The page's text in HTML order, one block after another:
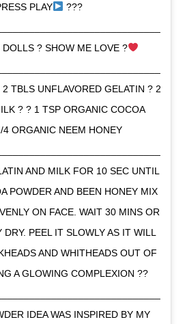
PLAY
???
DOLLS ? SHOW ME LOVE ?
2 TBLS UNFLAVORED GELATIN ? 2
? ? 1 TSP ORGANIC COCOA
4 ORGANIC NEEM HONEY
AND MILK FOR 10 SEC UNTIL
POWDER AND BEEN HONEY MIX
ON FACE. WAIT 30 MINS OR
PEEL IT SLOWLY AS IT WILL
AND WHITHEADS OUT OF
A GLOWING COMPLEXION ??
IDEA WAS INSPIRED BY MY